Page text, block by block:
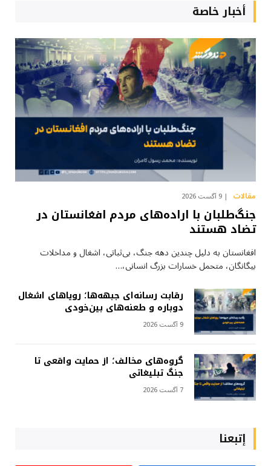
أخبار خاصة
مقالات 9 آگست 2026
جنگ‌طلبان با اراده‌های مردم افغانستان در
تضاد هستند
افغانستان به دلیل چندین دهه جنگ، بی‌ثباتی، اشغال و مداخلات
بیگانگان، متحمل خسارات بزرگ انسانی،…
رقابت رسانه‌ای جبهه‌ها؛ رویاهای اشغال
دوباره و طعنه‌های بین‌خودی
9 آگست 2026
گروه‌های مخالف؛ از حمایت واقعی تا
جنگ تبلیغاتی
7 آگست 2026
إتبعنا